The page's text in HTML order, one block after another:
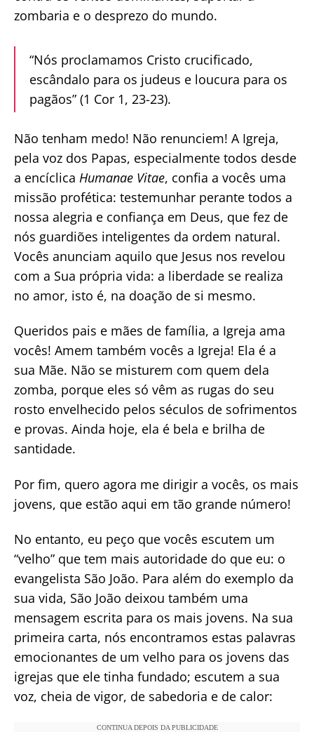
zombaria e o desprezo do mundo.
“Nós proclamamos Cristo crucificado,
escândalo para os judeus e loucura para os
pagãos” (1 Cor 1, 23-23).
Não tenham medo! Não renunciem! A Igreja,
pela voz dos Papas, especialmente todos desde
a encíclica Humanae Vitae, confia a vocês uma
missão profética: testemunhar perante todos a
nossa alegria e confiança em Deus, que fez de
nós guardiões inteligentes da ordem natural.
Vocês anunciam aquilo que Jesus nos revelou
com a Sua própria vida: a liberdade se realiza
no amor, isto é, na doação de si mesmo.
Queridos pais e mães de família, a Igreja ama
vocês! Amem também vocês a Igreja! Ela é a
sua Mãe. Não se misturem com quem dela
zomba, porque eles só vêm as rugas do seu
rosto envelhecido pelos séculos de sofrimentos
e provas. Ainda hoje, ela é bela e brilha de
santidade.
Por fim, quero agora me dirigir a vocês, os mais
jovens, que estão aqui em tão grande número!
No entanto, eu peço que vocês escutem um
“velho” que tem mais autoridade do que eu: o
evangelista São João. Para além do exemplo da
sua vida, São João deixou também uma
mensagem escrita para os mais jovens. Na sua
primeira carta, nós encontramos estas palavras
emocionantes de um velho para os jovens das
igrejas que ele tinha fundado; escutem a sua
voz, cheia de vigor, de sabedoria e de calor:
CONTINUA DEPOIS DA PUBLICIDADE